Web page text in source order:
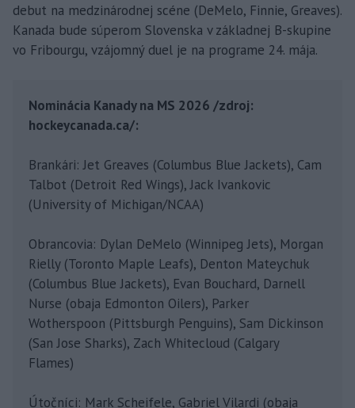
debut na medzinárodnej scéne (DeMelo, Finnie, Greaves).
Kanada bude súperom Slovenska v základnej B-skupine
vo Fribourgu, vzájomný duel je na programe 24. mája.
Nominácia Kanady na MS 2026 /zdroj:
hockeycanada.ca/:
Brankári: Jet Greaves (Columbus Blue Jackets), Cam
Talbot (Detroit Red Wings), Jack Ivankovic
(University of Michigan/NCAA)
Obrancovia: Dylan DeMelo (Winnipeg Jets), Morgan
Rielly (Toronto Maple Leafs), Denton Mateychuk
(Columbus Blue Jackets), Evan Bouchard, Darnell
Nurse (obaja Edmonton Oilers), Parker
Wotherspoon (Pittsburgh Penguins), Sam Dickinson
(San Jose Sharks), Zach Whitecloud (Calgary
Flames)
Útočníci: Mark Scheifele, Gabriel Vilardi (obaja